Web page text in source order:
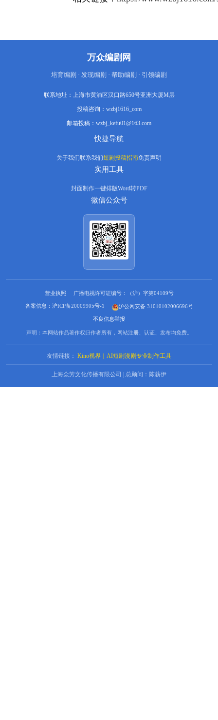
万众编剧网
培育编剧 · 发现编剧 · 帮助编剧 · 引领编剧
联系地址： 上海市黄浦区汉口路650号亚洲大厦M层
投稿咨询： wzbj1616_com
邮箱投稿： wzbj_kefu01@163.com
快捷导航
关于我们联系我们短剧投稿指南免责声明
实用工具
封面制作一键排版Word转PDF
微信公众号
营业执照 广播电视许可证编号：（沪）字第04109号
备案信息：沪ICP备20009905号-1 沪公网安备 31010102006696号
不良信息举报
声明：本网站作品著作权归作者所有，网站注册、认证、发布均免费。
友情链接： Kino视界｜AI短剧漫剧专业制作工具
上海众芳文化传播有限公司 | 总顾问：陈薪伊